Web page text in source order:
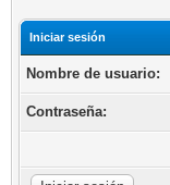
Iniciar sesión
Nombre de usuario:
Contraseña: